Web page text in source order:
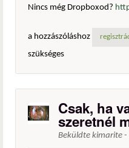
Nincs még Dropboxod?
a hozzászóláshoz
szükséges
Csak, ha
szeretnél
Beküldte kimarite -